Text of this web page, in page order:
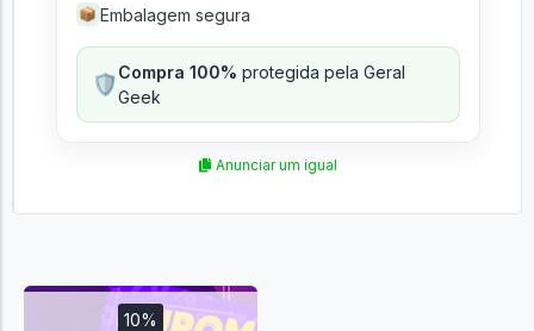
📦 Embalagem segura
🛡️Compra 100% protegida pela Geral
Geek
Anunciar um igual
10%